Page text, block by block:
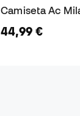
Camiseta Ac
44,99 €